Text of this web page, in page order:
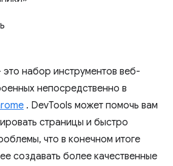
набор инструментов веб-
непосредственно в
. DevTools может помочь вам
страницы и быстро
что в конечном итоге
создавать более качественные